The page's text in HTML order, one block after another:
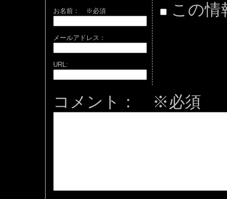
お名前： ※必須
メールアドレス：
URL:
この情
コメント： ※必須